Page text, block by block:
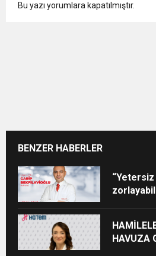
Bu yazı yorumlara kapatılmıştır.
BENZER HABERLER
“Yetersiz
HAVUZA